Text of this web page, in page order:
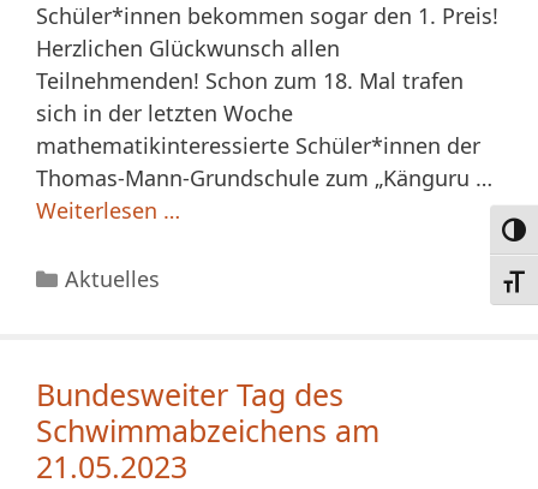
Schüler*innen bekommen sogar den 1. Preis!
Herzlichen Glückwunsch allen
Teilnehmenden! Schon zum 18. Mal trafen
sich in der letzten Woche
mathematikinteressierte Schüler*innen der
Thomas-Mann-Grundschule zum „Känguru …
Weiterlesen …
Kategorien
Aktuelles
Bundesweiter Tag des
Schwimmabzeichens am
21.05.2023